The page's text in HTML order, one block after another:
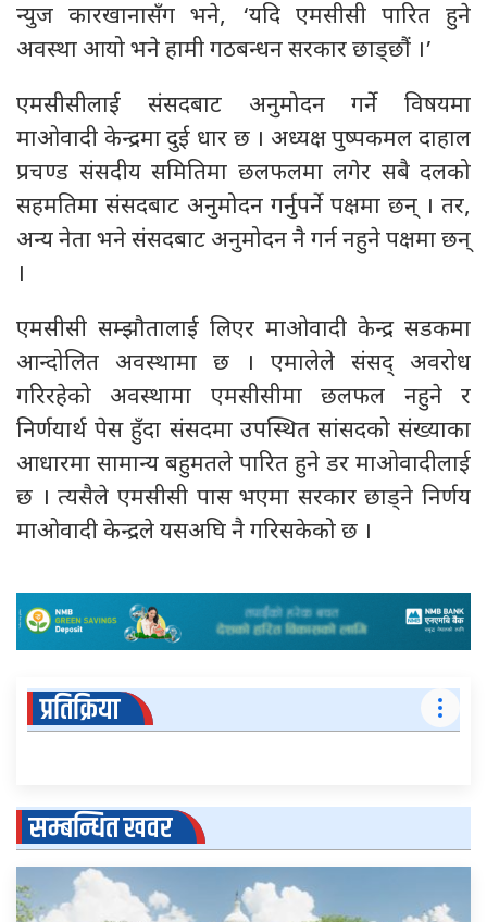
न्युज कारखानासँग भने, ‘यदि एमसीसी पारित हुने
अवस्था आयो भने हामी गठबन्धन सरकार छाड्छौं ।’
एमसीसीलाई संसदबाट अनुमोदन गर्ने विषयमा
माओवादी केन्द्रमा दुई धार छ । अध्यक्ष पुष्पकमल दाहाल
प्रचण्ड संसदीय समितिमा छलफलमा लगेर सबै दलको
सहमतिमा संसदबाट अनुमोदन गर्नुपर्ने पक्षमा छन् । तर,
अन्य नेता भने संसदबाट अनुमोदन नै गर्न नहुने पक्षमा छन्
।
एमसीसी सम्झौतालाई लिएर माओवादी केन्द्र सडकमा
आन्दोलित अवस्थामा छ । एमालेले संसद् अवरोध
गरिरहेको अवस्थामा एमसीसीमा छलफल नहुने र
निर्णयार्थ पेस हुँदा संसदमा उपस्थित सांसदको संख्याका
आधारमा सामान्य बहुमतले पारित हुने डर माओवादीलाई
छ । त्यसैले एमसीसी पास भएमा सरकार छाड्ने निर्णय
माओवादी केन्द्रले यसअघि नै गरिसकेको छ ।
प्रतिक्रिया
सम्बन्धित खवर